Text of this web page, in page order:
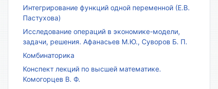
Интегрирование функций одной переменной (Е.В.
Пастухова)
Исследование операций в экономике-модели,
задачи, решения. Афанасьев М.Ю., Суворов Б. П.
Комбинаторика
Конспект лекций по высшей математике.
Комогорцев В. Ф.